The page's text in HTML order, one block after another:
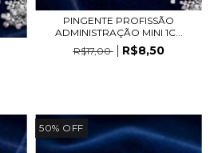
PINGENTE PROFISSÃO
ADMINISTRAÇÃO MINI 1C...
R$17,00
R$8,50
50% OFF